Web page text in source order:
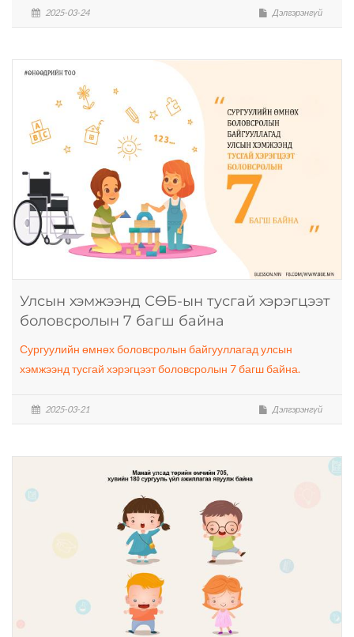
2025-03-24 Дэлгэрэнгүй
Улсын хэмжээнд СӨБ-ын тусгай хэрэгцээт
боловсролын 7 багш байна
Сургуулийн өмнөх боловсролын байгууллагад улсын
хэмжээнд тусгай хэрэгцээт боловсролын 7 багш байна.
2025-03-21 Дэлгэрэнгүй